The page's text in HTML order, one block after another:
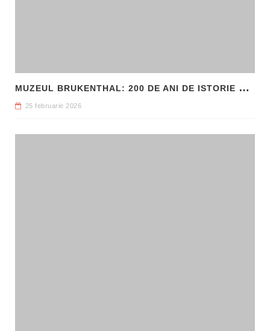
M
UZEUL BRUKENTHAL: 200 DE ANI DE ISTORIE ȘI ARTĂ ÎN INIMA SIBIULUI
25 februarie 2026